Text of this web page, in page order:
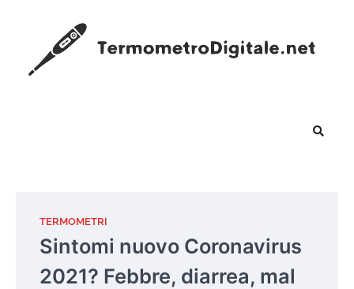
TERMOMETRI
Sintomi nuovo Coronavirus
2021? Febbre, diarrea, mal